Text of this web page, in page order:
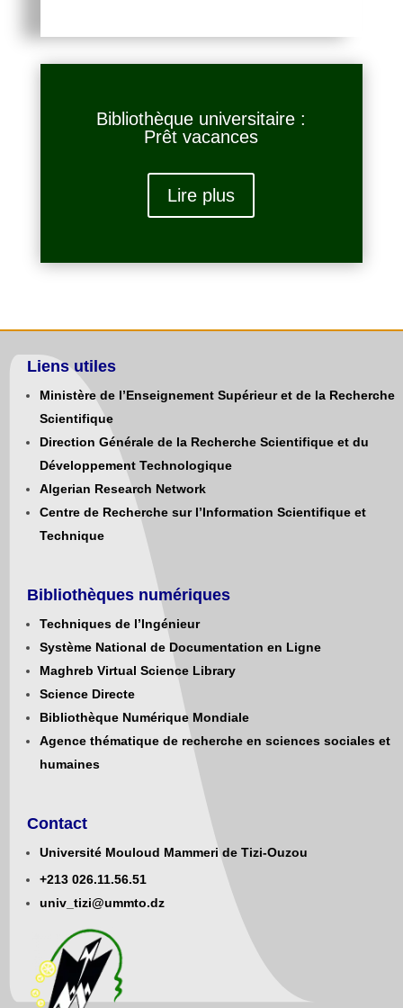
Bibliothèque universitaire :
Prêt vacances
Lire plus
Liens utiles
Ministère de l’Enseignement Supérieur et de la Recherche
Scientifique
Direction Générale de la Recherche Scientifique et du
Développement Technologique
Algerian Research Network
Centre de Recherche sur l’Information Scientifique et
Technique
Bibliothèques numériques
Techniques de l’Ingénieur
Système National de Documentation en Ligne
Maghreb Virtual Science Library
Science Directe
Bibliothèque Numérique Mondiale
Agence thématique de recherche en sciences sociales et
humaines
Contact
Université Mouloud Mammeri de Tizi-Ouzou
+213 026.11.56.51
univ_tizi@ummto.dz